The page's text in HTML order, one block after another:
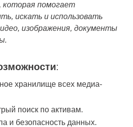
которая помогает
искать и использовать
изображения, документы
:
хранилище всех медиа-
поиск по активам.
и безопасность данных.